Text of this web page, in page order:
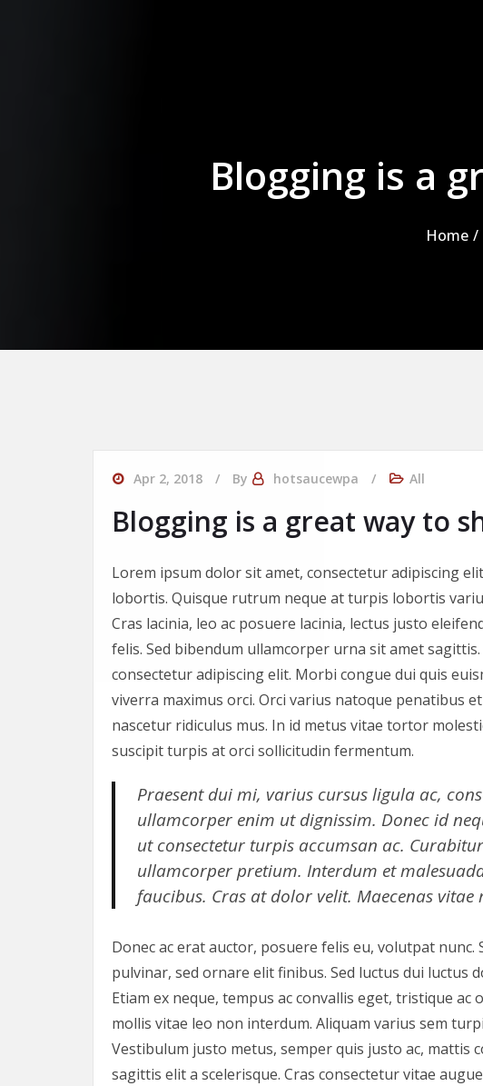
Blogging is a
Home
Apr 2, 2018 By hotsaucewpa All
Blogging is a great way to
Lorem ipsum dolor sit amet, consectetur adipiscing
lobortis. Quisque rutrum neque at turpis lobortis
Cras lacinia, leo ac posuere lacinia, lectus justo
felis. Sed bibendum ullamcorper urna sit amet
consectetur adipiscing elit. Morbi congue dui quis
viverra maximus orci. Orci varius natoque penatibus
nascetur ridiculus mus. In id metus vitae tortor
suscipit turpis at orci sollicitudin fermentum.
Praesent dui mi, varius cursus ligula ac,
ullamcorper enim ut dignissim. Donec id
ut consectetur turpis accumsan ac.
ullamcorper pretium. Interdum et
faucibus. Cras at dolor velit. Maecenas
Donec ac erat auctor, posuere felis eu, volutpat nunc.
pulvinar, sed ornare elit finibus. Sed luctus dui luctus
Etiam ex neque, tempus ac convallis eget, tristique ac
mollis vitae leo non interdum. Aliquam varius sem
Vestibulum justo metus, semper quis justo ac, mattis
sagittis elit a scelerisque. Cras consectetur vitae